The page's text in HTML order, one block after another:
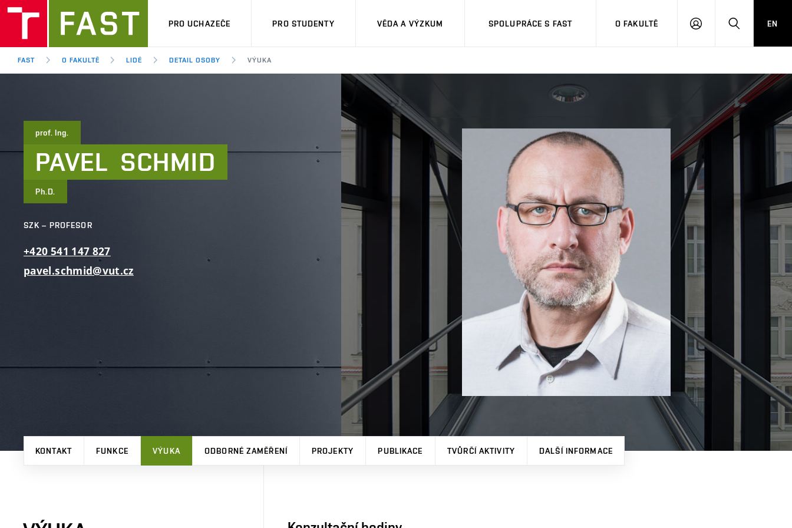
PRO UCHAZEČE PRO STUDENTY VĚDA A VÝZKUM SPOLUPRÁCE S FAST O FAKULTĚ
PŘIHLÁSITHLEDAT
EN
FAST O FAKULTĚ LIDÉ DETAIL OSOBY VÝUKA
prof. Ing.
PAVEL SCHMID
Ph.D.
SZK – PROFESOR
+420 541 147 827
pavel.schmid@vut.cz
KONTAKT FUNKCE VÝUKA ODBORNÉ ZAMĚŘENÍ PROJEKTY PUBLIKACE TVŮRČÍ AKTIVITY DALŠÍ INFORMACE